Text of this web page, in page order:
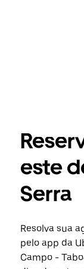
este
Serra
Resolva sua
pelo app da
Campo -